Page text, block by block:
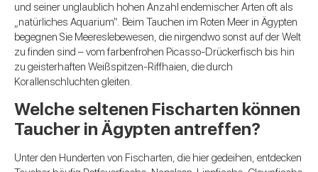
und seiner unglaublich hohen Anzahl endemischer Arten oft als
„natürliches Aquarium“. Beim Tauchen im Roten Meer in Ägypten
begegnen Sie Meereslebewesen, die nirgendwo sonst auf der Welt
zu finden sind – vom farbenfrohen Picasso-Drückerfisch bis hin
zu geisterhaften Weißspitzen-Riffhaien, die durch
Korallenschluchten gleiten.
Welche seltenen Fischarten können
Taucher in Ägypten antreffen?
Unter den Hunderten von Fischarten, die hier gedeihen, entdecken